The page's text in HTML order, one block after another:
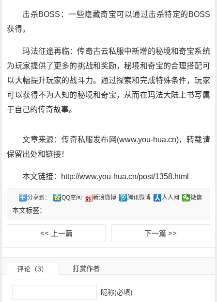
击杀BOSS：一些隐藏奇宝可以通过击杀特定的BOSS
获得。
玛法征途再临：传奇古云私服中新增的秘境和奇宝系统
为玩家提供了更多的挑战和奖励，秘境和奇宝的合理搭配可
以大幅提升玩家的战斗力。通过探索和完成特殊条件，玩家
可以获得不为人知的秘境和奇宝，从而在玛法大陆上书写属
于自己的传奇故事。
文章来源：传奇私服发布网(www.you-hua.cn)，转载请
保留出处和链接！
本文链接：http://www.you-hua.cn/post/1358.html
分享到： QQ空间 新浪微博 腾讯微博 人人网 微信
本文标签：
<< 上一篇 下一篇 >>
评论（3） 打赏作者
昵称(必填)